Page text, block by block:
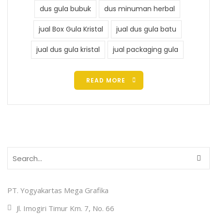
dus gula bubuk dus minuman herbal
jual Box Gula Kristal jual dus gula batu
jual dus gula kristal jual packaging gula
READ MORE
PT. Yogyakartas Mega Grafika
Jl. Imogiri Timur Km. 7, No. 66